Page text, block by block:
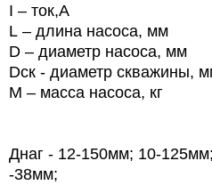
I – ток,А
L – длина насоса, мм
D – диаметр насоса, мм
Dск - диаметр скважины,
M – масса насоса, кг
Днаг - 12-150мм; 10-
-38мм;